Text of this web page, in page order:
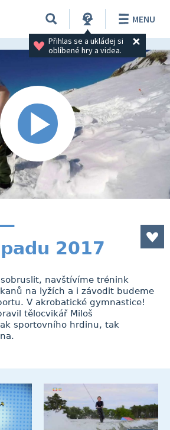
Přihlas se a ukládej si
oblíbené hry a videa.
MENU
2017
navštívíme trénink
na lyžích a i závodit budeme
V akrobatické gymnastice!
tělocvikář Miloš
sportovního hrdinu, tak